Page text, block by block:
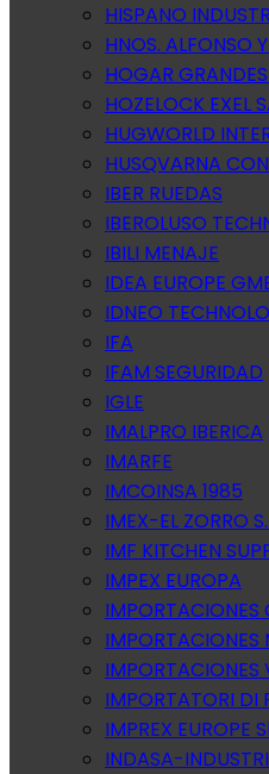
HISPANO
HNOS. ALFONSO
HOGAR
HOZELOCK EXEL
HUGWORLD
HUSQVARNA
IBER RUEDAS
IBEROLUSO
IBILI MENAJE
IDEA EUROPE
IDNEO
IFA
IFAM SEGURIDAD
IGLE
IMALPRO IBERICA
IMARFE
IMCOINSA 1985
IMEX-EL ZORRO
IMF KITCHEN
IMPEX EUROPA
IMPORTACIONES
IMPORTACIONES
IMPORTACIONES
IMPORTATORI DI
IMPREX EUROPE
INDASA-